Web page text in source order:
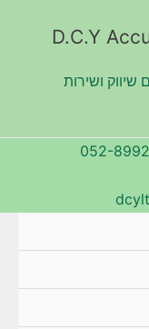
D.C.Y
ושירות